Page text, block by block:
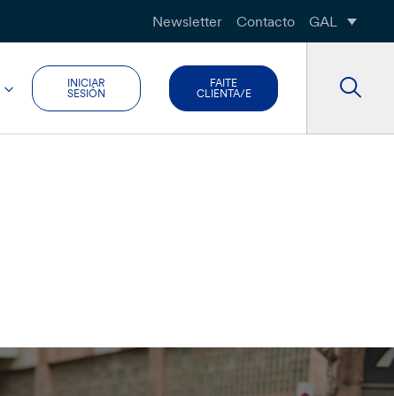
Newsletter Contacto GAL
INICIAR
SESIÓN
FAITE
CLIENTA/E